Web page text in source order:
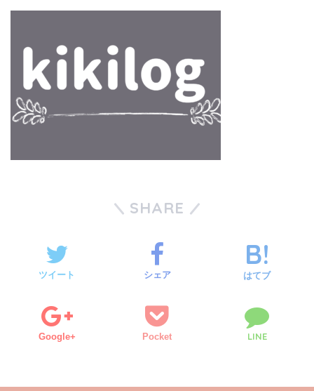
SHARE
ツイート シェア はてブ
Google+ Pocket LINE